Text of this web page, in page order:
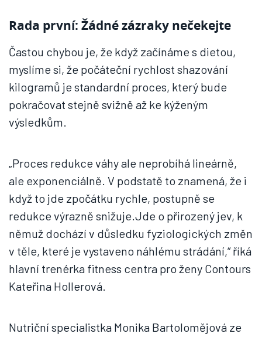
Rada první: Žádné zázraky nečekejte
Častou chybou je, že když začínáme s dietou,
myslíme si, že počáteční rychlost shazování
kilogramů je standardní proces, který bude
pokračovat stejně svižně až ke kýženým
výsledkům.
„Proces redukce váhy ale neprobíhá lineárně,
ale exponenciálně. V podstatě to znamená, že i
když to jde zpočátku rychle, postupně se
redukce výrazně snižuje.Jde o přirozený jev, k
němuž dochází v důsledku fyziologických změn
v těle, které je vystaveno náhlému strádání,“ říká
hlavní trenérka fitness centra pro ženy Contours
Kateřina Hollerová.
Nutriční specialistka Monika Bartolomějová ze